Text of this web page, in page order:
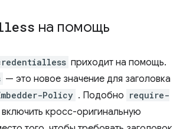
на помощь
приходит на помощь.
— это новое значение для заголовка
Policy . Подобно require-
кросс-оригинальную